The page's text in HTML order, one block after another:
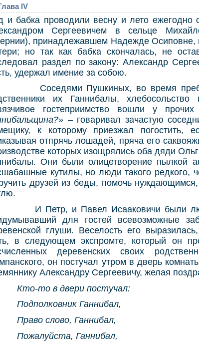
IV
и бабка проводили весну и лето
Сергеевичем в сельце
принадлежавшем Надежде Осиповне,
но так как бабка скончалась, не
раздел по закону: Александр
удержал имение за собою.
Соседями Пушкиных, во время
их Ганнибалы,
гостеприимство вошли у
– говаривал зачастую
к которому приезжал погостить,
отпрячь лошадей, пряча его
которых изощрялись оба дяди
Они были олицетворение пылкой
кутилы, но люди такого редкого,
друзей из беды, помочь
И Петр, и Павел Исааковичи были
для гостей всевозможные
глуши. Веселость его
в следующем экспромте, который он
деревенских своих
он постучал утром в дверь
Александру Сергеевичу, желая
Кто-то в двери постучал:
Подполковник Ганнибал,
Право слово, Ганнибал,
Пожалуйста, Ганнибал,